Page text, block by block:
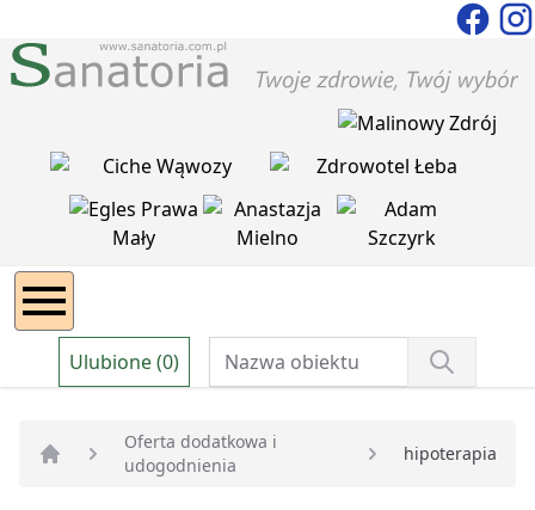
Ulubione (0)
Strona główna
Oferta dodatkowa i
udogodnienia
hipoterapia